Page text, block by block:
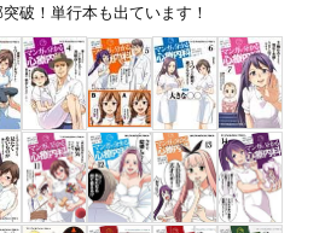
破！単行本も出ています！